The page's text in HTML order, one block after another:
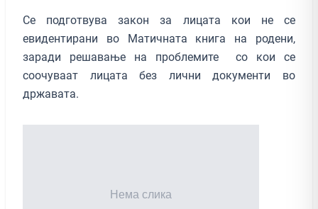
Се подготвува закон за лицата кои не се
евидентирани во Матичната книга на родени,
заради решавање на проблемите со кои се
соочуваат лицата без лични документи во
државата.